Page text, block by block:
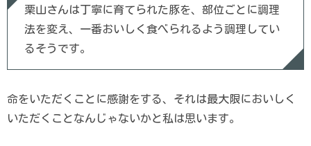
栗山さんは丁寧に育てられた豚を、部位ごとに調理
法を変え、一番おいしく食べられるよう調理してい
るそうです。
命をいただくことに感謝をする、それは最大限においしく
いただくことなんじゃないかと私は思います。